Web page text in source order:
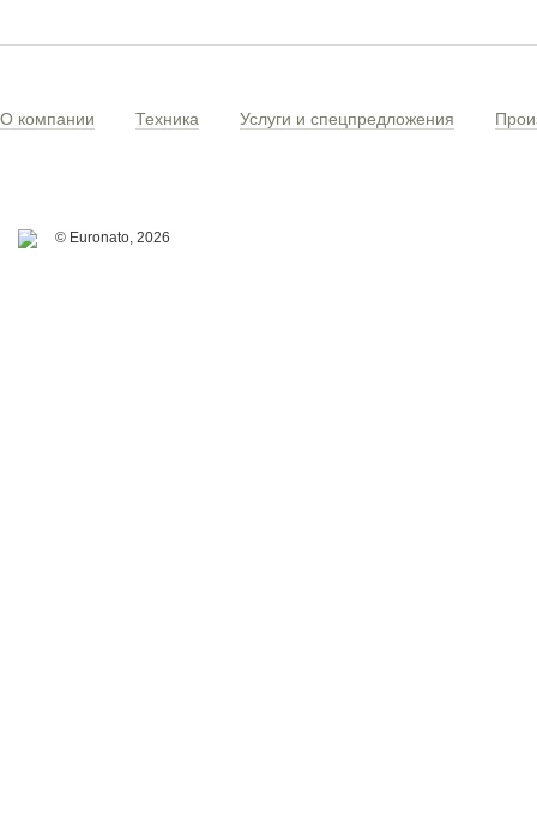
О компании Техника Услуги и спецпредложения
© Euronato, 2026